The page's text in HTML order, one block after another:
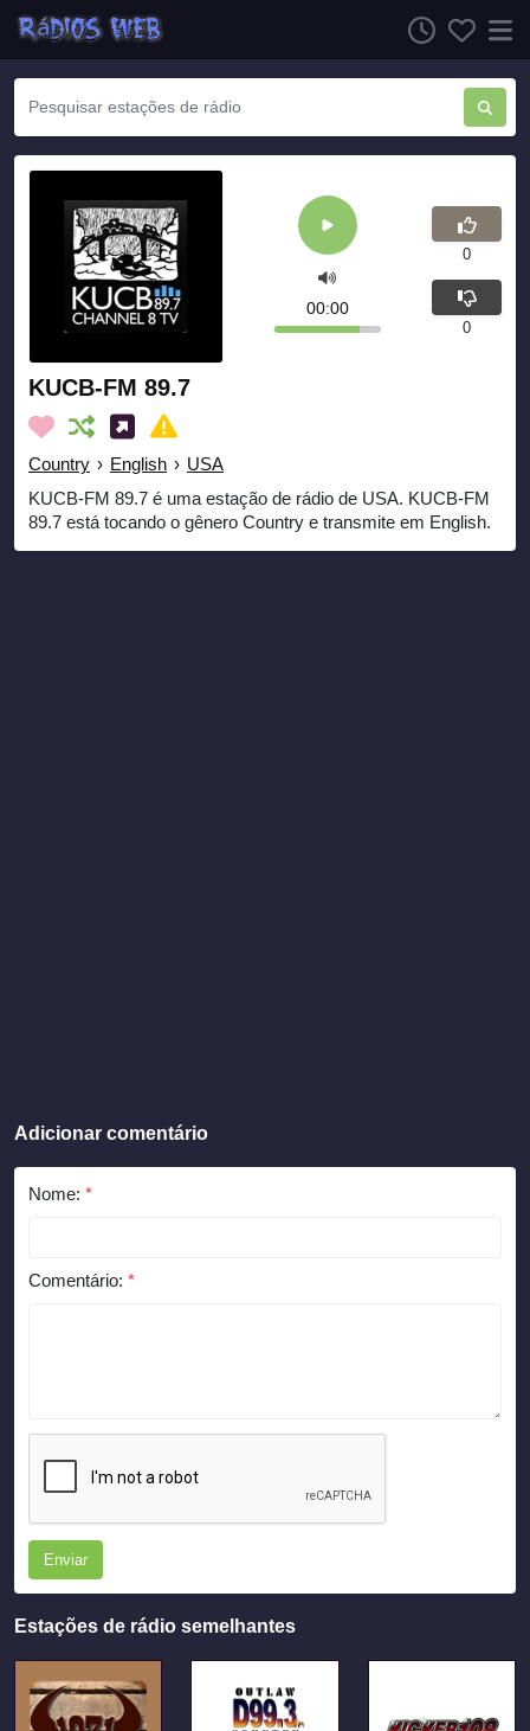
KUCB-FM 89.7
Country › English › USA
KUCB-FM 89.7 é uma estação de rádio de USA. KUCB-FM
89.7 está tocando o gênero Country e transmite em English.
00:00
0
0
Adicionar comentário
Nome: *
Comentário: *
Enviar
Estações de rádio semelhantes